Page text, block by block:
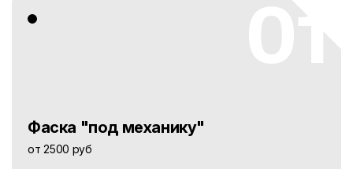
Фаска "под механику"
от 2500 руб